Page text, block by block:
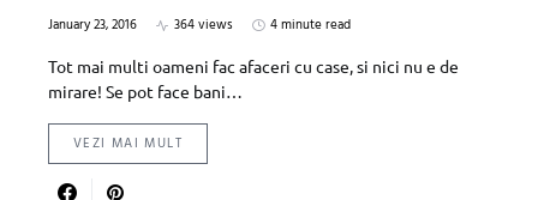
January 23, 2016 364 views
4 minute read
Tot mai multi oameni fac afaceri cu case, si nici nu e de
mirare! Se pot face bani…
VEZI MAI MULT